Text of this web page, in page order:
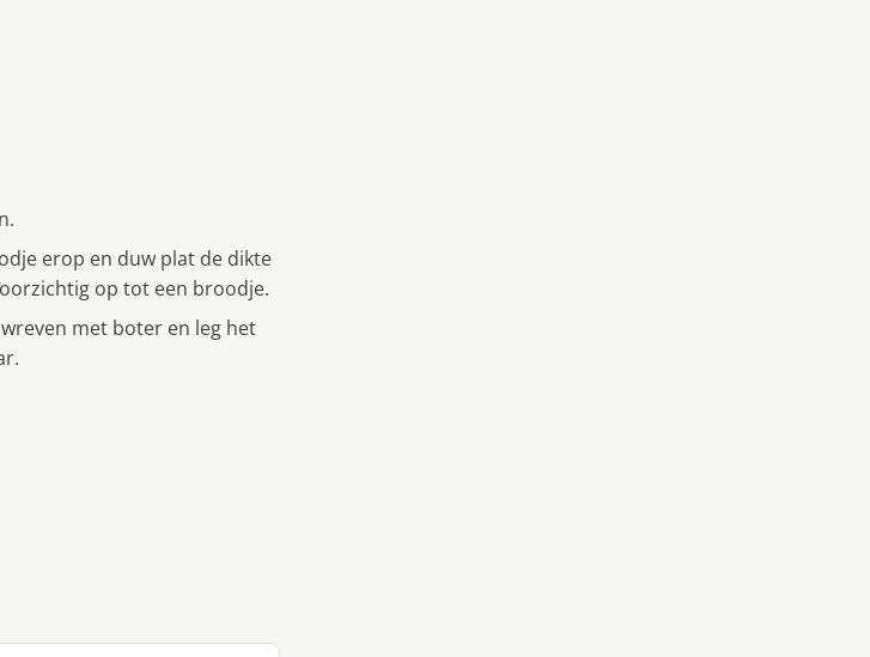
erop en duw plat de dikte
op tot een broodje.
met boter en leg het